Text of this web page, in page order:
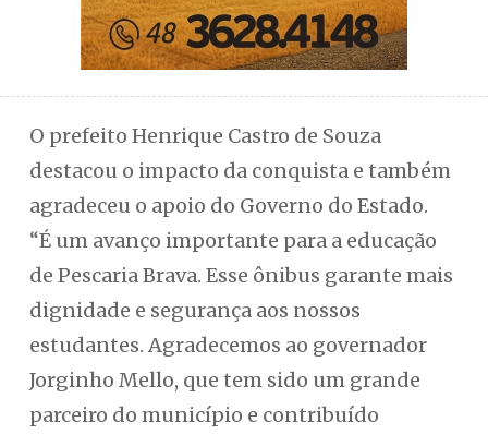
O prefeito Henrique Castro de Souza
destacou o impacto da conquista e também
agradeceu o apoio do Governo do Estado.
“É um avanço importante para a educação
de Pescaria Brava. Esse ônibus garante mais
dignidade e segurança aos nossos
estudantes. Agradecemos ao governador
Jorginho Mello, que tem sido um grande
parceiro do município e contribuído